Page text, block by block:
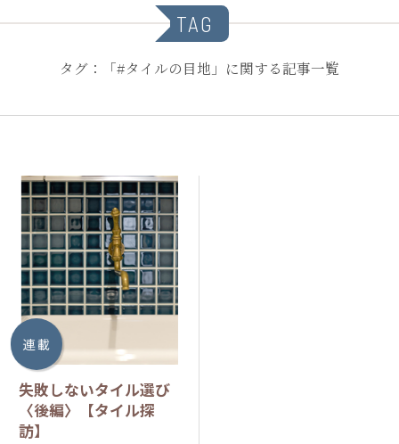
TAG
タグ：「#タイルの目地」に関する記事一覧
連 載
失敗しないタイル選び
〈後編〉【タイル探
訪】